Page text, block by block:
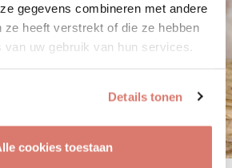
gegevens combineren met andere
ze heeft verstrekt of die ze hebben
uw gebruik van hun services.
Details tonen
cookies toestaan